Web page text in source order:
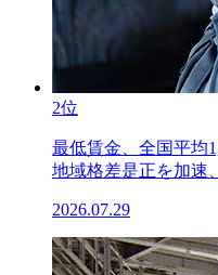
2位
最低賃金、全国平均
地域格差是正を加速
2026.07.29